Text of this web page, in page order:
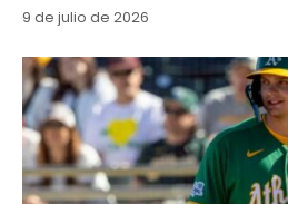
9 de julio de 2026